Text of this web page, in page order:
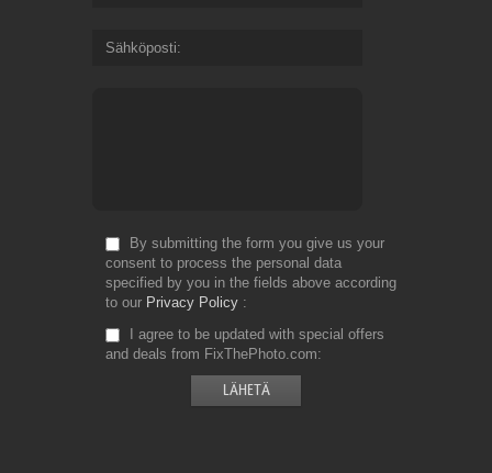
Sähköposti
By submitting the form you give us your
consent to process the personal data
specified by you in the fields above according
to our Privacy Policy
I agree to be updated with special offers
and deals from FixThePhoto.com